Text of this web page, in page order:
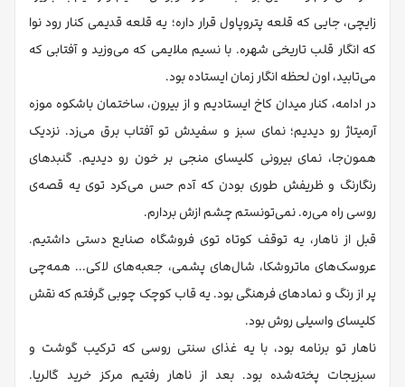
زایچی، جایی که قلعه پتروپاول قرار داره؛ یه قلعه‌ قدیمی کنار رود نوا
که انگار قلب تاریخی شهره. با نسیم ملایمی که می‌وزید و آفتابی که
می‌تابید، اون لحظه انگار زمان ایستاده بود.
در ادامه، کنار میدان کاخ ایستادیم و از بیرون، ساختمان باشکوه موزه
آرمیتاژ رو دیدیم؛ نمای سبز و سفیدش تو آفتاب برق می‌زد. نزدیک
همون‌جا، نمای بیرونی کلیسای منجی بر خون رو دیدیم. گنبدهای
رنگارنگ و ظریفش طوری بودن که آدم حس می‌کرد توی یه قصه‌ی
روسی راه می‌ره. نمی‌تونستم چشم ازش بردارم.
قبل از ناهار، یه توقف کوتاه توی فروشگاه صنایع دستی داشتیم.
عروسک‌های ماتروشکا، شال‌های پشمی، جعبه‌های لاکی... همه‌چی
پر از رنگ و نمادهای فرهنگی بود. یه قاب کوچک چوبی گرفتم که نقش
کلیسای واسیلی روش بود.
ناهار تو برنامه بود، با یه غذای سنتی روسی که ترکیب گوشت و
سبزیجات پخته‌شده بود. بعد از ناهار رفتیم مرکز خرید گالریا.